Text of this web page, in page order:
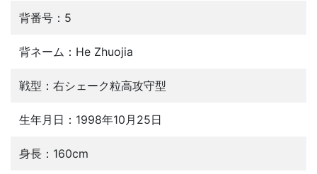
背番号：5
背ネーム：He Zhuojia
戦型：右シェーク粒高攻守型
生年月日：1998年10月25日
身長：160cm